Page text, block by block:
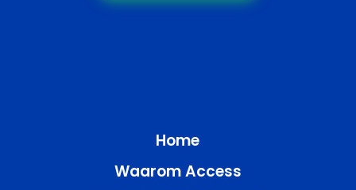
Home
Waarom Access